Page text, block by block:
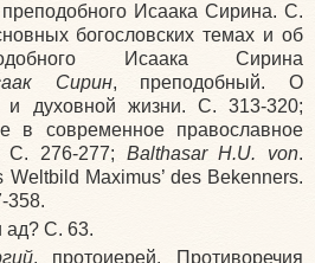
Исаака Сирина. С.
богословских темах и об
Исаака Сирина
Сирин, преподобный. О
и духовной жизни. С. 313-320;
в современное православное
С. 276-277; Balthasar H.U. von.
Maximus’ des Bekenners.
358.
ад? С. 63.
, протоиерей. Противоречия